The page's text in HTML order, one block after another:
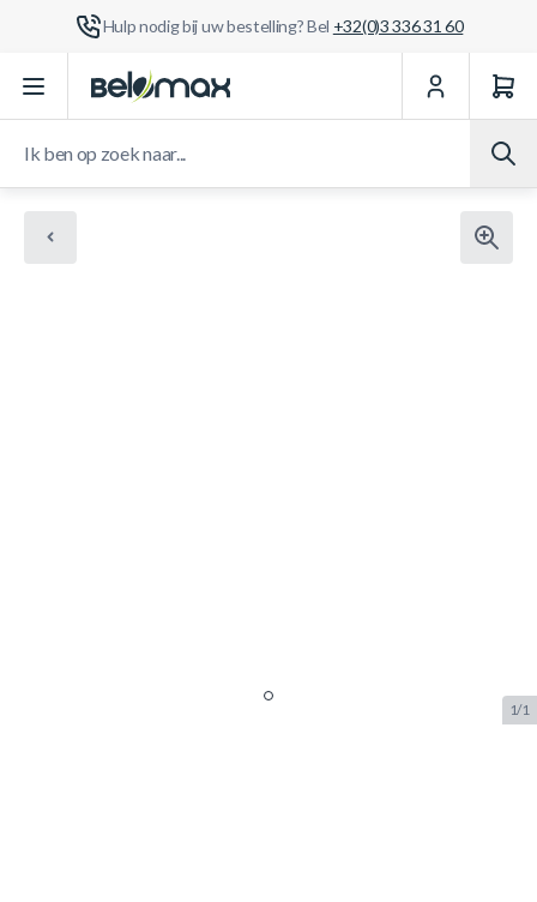
Hulp nodig bij uw bestelling? Bel +32(0)3 336 31 60
Ga naar de inhoud
1/1